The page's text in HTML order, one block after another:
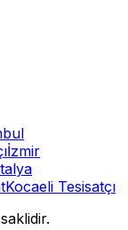
İzmir
Kocaeli Tesisatçı